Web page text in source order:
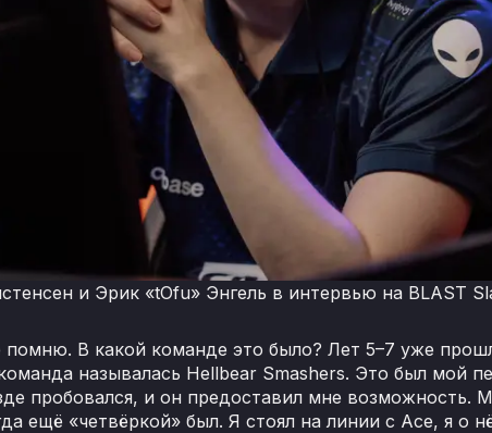
и Эрик «tOfu» Энгель в интервью на BLAST
помню. В какой команде это было? Лет 5–7 уже
называлась Hellbear Smashers. Это был мой
пробовался, и он предоставил мне возможность.
ещё «четвёркой» был. Я стоял на линии с Ace, я о